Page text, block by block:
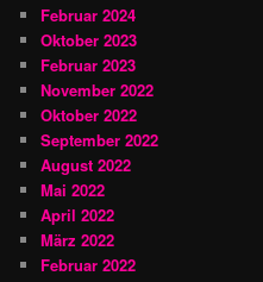
Februar 2024
Oktober 2023
Februar 2023
November 2022
Oktober 2022
September 2022
August 2022
Mai 2022
April 2022
März 2022
Februar 2022